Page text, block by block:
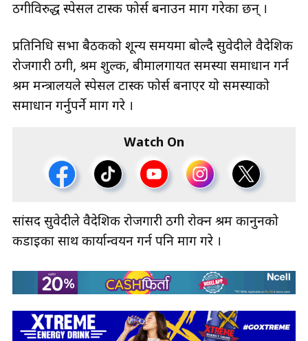
ठगीविरुद्ध स्पेसल टास्क फोर्स बनाउन माग गरेका छन् ।
प्रतिनिधि सभा बैठकको शून्य समयमा बोल्दै सुवेदीले वैदेशिक
रोजगारी ठगी, श्रम शुल्क, बीमालगायत समस्या समाधान गर्न
श्रम मन्त्रालयले स्पेसल टास्क फोर्स बनाएर यो समस्याको
समाधान गर्नुपर्ने माग गरे ।
Watch On
सांसद सुवेदीले वैदेशिक रोजगारी ठगी रोक्न श्रम कानुनको
कडाइका साथ कार्यान्वयन गर्न पनि माग गरे ।